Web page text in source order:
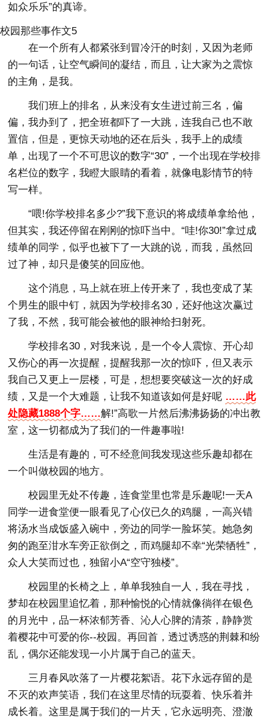
如众乐乐”的真谛。
校园那些事作文5
在一个所有人都紧张到冒冷汗的时刻，又因为老师
的一句话，让空气瞬间的凝结，而且，让大家为之震惊
的主角，是我。
我们班上的排名，从来没有女生进过前三名，偏
偏，我办到了，把全班都吓了一大跳，连我自己也不敢
置信，但是，更惊天动地的还在后头，我手上的成绩
单，出现了一个不可思议的数字“30”，一个出现在学校排
名栏位的数字，我瞪大眼睛的看着，就像电影情节的特
写一样。
“喂!你学校排名多少?”我下意识的将成绩单拿给他，
但其实，我还停留在刚刚的惊吓当中。“哇!你30!”拿过成
绩单的同学，似乎也被下了一大跳的说，而我，虽然回
过了神，却只是傻笑的回应他。
这个消息，马上就在班上传开来了，我也变成了某
个男生的眼中钉，就因为学校排名30，还好他这次赢过
了我，不然，我可能会被他的眼神给扫射死。
学校排名30，对我来说，是一个令人震惊、开心却
又伤心的再一次提醒，提醒我那一次的惊吓，但又表示
我自己又更上一层楼，可是，想想要突破这一次的好成
绩，又是一个大难题，让我不知道该如何是好呢 ……此
处隐藏1888个字……解!”高歌一片然后沸沸扬扬的冲出教
室，这一切都成为了我们的一件趣事啦!
生活是有趣的，可不经意间我发现这些乐趣却都在
一个叫做校园的地方。
校园里无处不传趣，连食堂里也常是乐趣呢!一天A
同学一进食堂便一眼看见了心仪已久的鸡腿，一高兴错
将汤水当成饭盛入碗中，旁边的同学一脸坏笑。她急匆
匆的跑至泔水车旁正欲倒之，而鸡腿却不幸“光荣牺牲”，
众人大笑而过也，独留小A“空守独楼”。
校园里的长椅之上，单单我独自一人，我在寻找，
梦却在校园里追忆着，那种愉悦的心情就像徜徉在银色
的月光中，品一杯浓郁芳香、沁人心脾的清茶，静静赏
着樱花中可爱的你--校园。再回首，透过诱惑的荆棘和纷
乱，偶尔还能发现一小片属于自己的蓝天。
三月春风吹落了一片樱花絮语。花下永远存留的是
不灭的欢声笑语，我们在这里尽情的玩耍着、快乐着并
成长着。这里是属于我们的一片天，它永远明亮、澄澈